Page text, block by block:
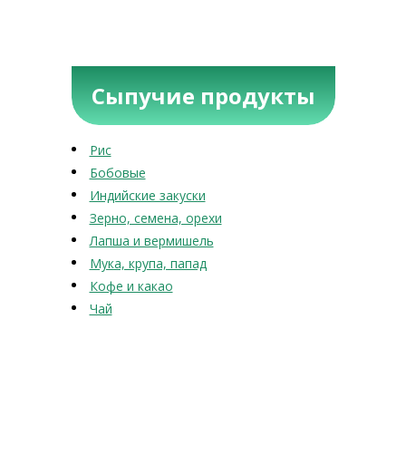
Сыпучие продукты
Рис
Бобовые
Индийские закуски
Зерно, семена, орехи
Лапша и вермишель
Мука, крупа, папад
Кофе и какао
Чай